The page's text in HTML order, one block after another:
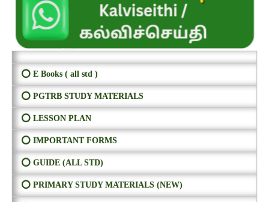
⭕ E Books ( all std )
⭕ PGTRB STUDY MATERIALS
⭕ LESSON PLAN
⭕ IMPORTANT FORMS
⭕ GUIDE (ALL STD)
⭕ PRIMARY STUDY MATERIALS (NEW)